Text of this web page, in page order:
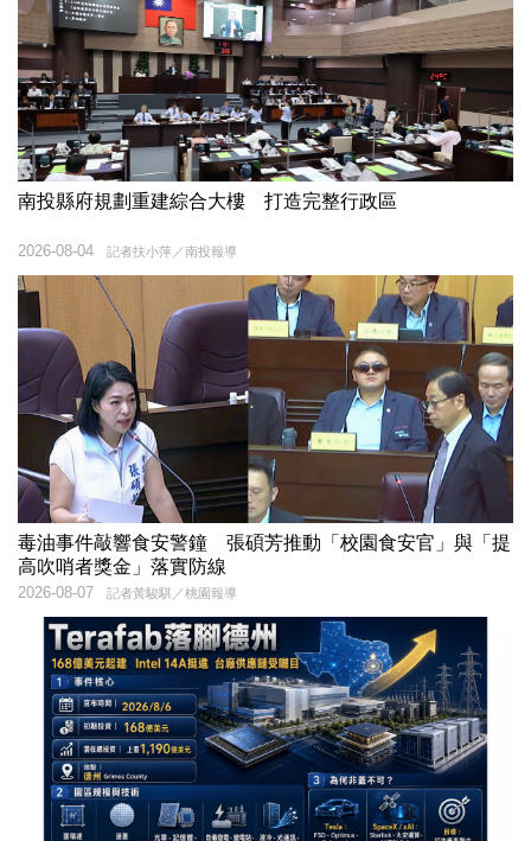
南投縣府規劃重建綜合大樓 打造完整行政區
記者扶小萍／南投報導
2026-08-04
毒油事件敲響食安警鐘 張碩芳推動「校園食安官」與「提
高吹哨者獎金」落實防線
記者黃駿騏／桃園報導
2026-08-07